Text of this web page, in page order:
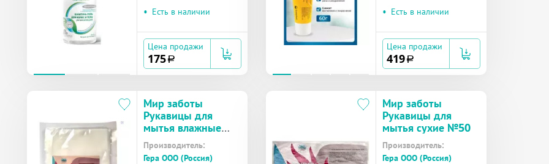
• Есть в наличии
Цена продажи
175a
• Есть в наличии
Цена продажи
419a
Мир заботы
Рукавицы для
мытья влажные
№10
Производитель:
Гера ООО (Россия)
Мир заботы
Рукавицы для
мытья сухие №50
Производитель:
Гера ООО (Россия)